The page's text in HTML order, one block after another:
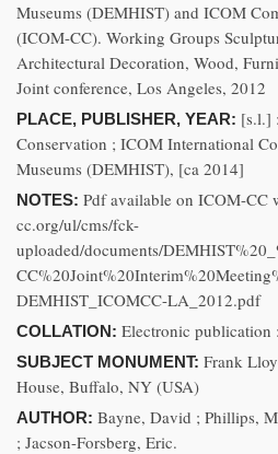
Museums (DEMHIST) and ICOM
(ICOM-CC). Working Groups
Architectural Decoration, Wood,
Joint conference, Los Angeles, 2012
PLACE, PUBLISHER, YEAR: [s.l.]
Conservation ; ICOM International
Museums (DEMHIST), [ca 2014]
NOTES: Pdf available on ICOM-CC
cc.org/ul/cms/fck-
uploaded/documents/
DEMHIST_ICOMCC-LA_2012.pdf
COLLATION: Electronic publication
SUBJECT MONUMENT: Frank
House, Buffalo, NY (USA)
AUTHOR: Bayne, David ; Phillips,
; Jacson-Forsberg, Eric.